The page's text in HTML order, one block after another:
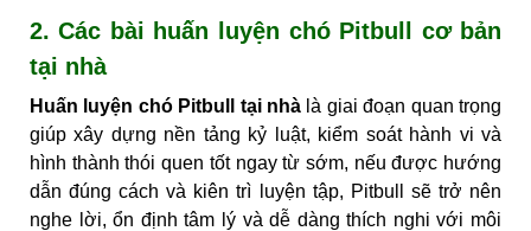
2. Các bài huấn luyện chó Pitbull cơ bản
tại nhà
Huấn luyện chó Pitbull tại nhà là giai đoạn quan trọng
giúp xây dựng nền tảng kỷ luật, kiểm soát hành vi và
hình thành thói quen tốt ngay từ sớm, nếu được hướng
dẫn đúng cách và kiên trì luyện tập, Pitbull sẽ trở nên
nghe lời, ổn định tâm lý và dễ dàng thích nghi với môi